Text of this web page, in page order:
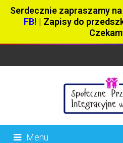
Serdecznie zapraszamy
FB! | Zapisy do
Menu